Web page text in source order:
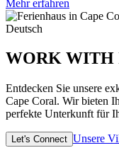
Mehr erfahren
WORK WITH
Entdecken Sie unsere
Cape Coral. Wir bieten
perfekte Unterkunft für
Let's Connect Unsere